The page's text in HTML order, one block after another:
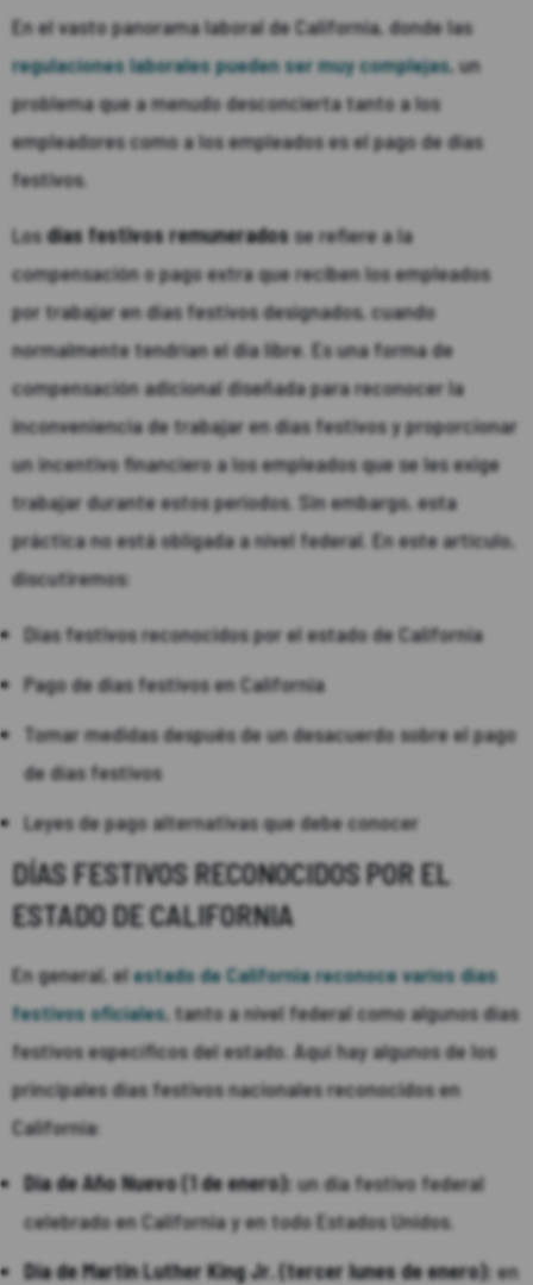
En el vasto panorama laboral de California, donde las
regulaciones laborales pueden ser muy complejas, un
problema que a menudo desconcierta tanto a los
empleadores como a los empleados es el pago de días
festivos.
Losdías festivos remuneradosse refiere a la
compensación o pago extra que reciben los empleados
por trabajar en días festivos designados, cuando
normalmente tendrían el día libre. Es una forma de
compensación adicional diseñada para reconocer la
inconveniencia de trabajar en días festivos y proporcionar
un incentivo financiero a los empleados que se les exige
trabajar durante estos períodos. Sin embargo, esta
práctica no está obligada a nivel federal. En este artículo,
discutiremos:
Días festivos reconocidos por el estado de California
Pago de días festivos en California
Tomar medidas después de un desacuerdo sobre el pago
de días festivos
Leyes de pago alternativas que debe conocer
DÍAS FESTIVOS RECONOCIDOS POR EL
ESTADO DE CALIFORNIA
En general, elestado de California reconoce varios días
festivos oficiales, tanto a nivel federal como algunos días
festivos específicos del estado. Aquí hay algunos de los
principales días festivos nacionales reconocidos en
California:
Día de Año Nuevo (1 de enero):un día festivo federal
celebrado en California y en todo Estados Unidos.
Día de Martin Luther King Jr. (tercer lunes de enero):en